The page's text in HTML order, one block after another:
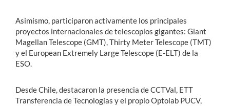
Asimismo, participaron activamente los principales
proyectos internacionales de telescopios gigantes: Giant
Magellan Telescope (GMT), Thirty Meter Telescope (TMT)
y el European Extremely Large Telescope (E-ELT) de la
ESO.
Desde Chile, destacaron la presencia de CCTVal, ETT
Transferencia de Tecnologías y el propio Optolab PUCV,